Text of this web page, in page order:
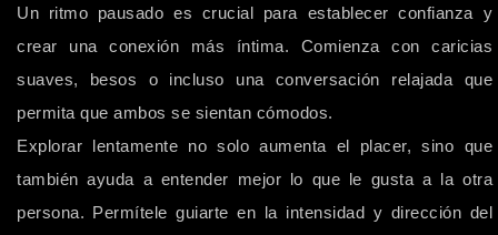
Un ritmo pausado es crucial para establecer confianza y
crear una conexión más íntima. Comienza con caricias
suaves, besos o incluso una conversación relajada que
permita que ambos se sientan cómodos.
Explorar lentamente no solo aumenta el placer, sino que
también ayuda a entender mejor lo que le gusta a la otra
persona. Permítele guiarte en la intensidad y dirección del